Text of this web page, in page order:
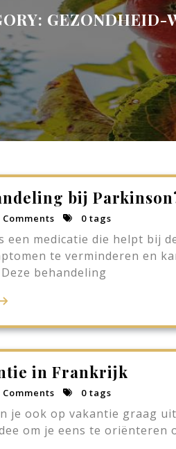
GEZONDHEID-
bij
Comments 0 tags
een medicatie die helpt bij
te verminderen en
behandeling
in Frankrijk
Comments 0 tags
je ook op vakantie graag
om je eens te oriënteren